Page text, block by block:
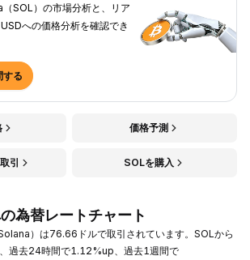
SOL）の市場分析と、リア
への価格分析を確認でき
る
価格予測
引 SOLを購入
為替レートチャート
）は76.66ドルで取引されています。SOLから
過去24時間で1.12%up、過去1週間で